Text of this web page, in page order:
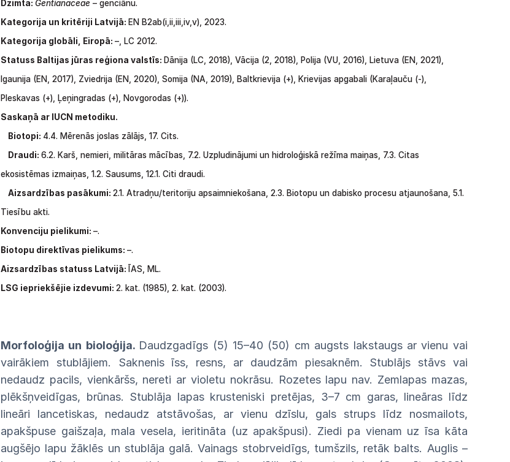
Dzimta: Gentianaceae – genciānu.
Kategorija un kritēriji Latvijā: EN B2ab(i,ii,iii,iv,v), 2023.
Kategorija globāli, Eiropā: –, LC 2012.
Statuss Baltijas jūras reģiona valstīs: Dānija (LC, 2018), Vācija (2, 2018), Polija (VU, 2016), Lietuva (EN, 2021),
Igaunija (EN, 2017), Zviedrija (EN, 2020), Somija (NA, 2019), Baltkrievija (+), Krievijas apgabali (Karaļauču (-),
Pleskavas (+), Ļeņingradas (+), Novgorodas (+)).
Saskaņā ar IUCN metodiku.
Biotopi: 4.4. Mērenās joslas zālājs, 17. Cits.
Draudi: 6.2. Karš, nemieri, militāras mācības, 7.2. Uzpludinājumi un hidroloģiskā režīma maiņas, 7.3. Citas
ekosistēmas izmaiņas, 1.2. Sausums, 12.1. Citi draudi.
Aizsardzības pasākumi: 2.1. Atradņu/teritoriju apsaimniekošana, 2.3. Biotopu un dabisko procesu atjaunošana, 5.1.
Tiesību akti.
Konvenciju pielikumi: –.
Biotopu direktīvas pielikums: –.
Aizsardzības statuss Latvijā: ĪAS, ML.
LSG iepriekšējie izdevumi: 2. kat. (1985), 2. kat. (2003).
Morfoloģija un bioloģija. Daudzgadīgs (5) 15–40 (50) cm augsts lakstaugs ar vienu vai
vairākiem stublājiem. Saknenisīss, resns, ar daudzām piesaknēm. Stublājs stāvs vai
nedaudz pacils, vienkāršs, nereti arvioletu nokrāsu. Rozetes lapu nav. Zemlapas mazas,
plēkšņveidīgas, brūnas. Stublāja lapas krusteniski pretējas, 3–7 cm garas, lineāras līdz
lineāri lancetiskas, nedaudz atstāvošas, ar vienu dzīslu, gals strups līdz nosmailots,
apakšpuse gaišzaļa, malavesela, ieritināta (uz apakšpusi). Ziedi pa vienam uzīsa kāta
augšējo lapu žāklēs un stublāja galā.Vainags stobrveidīgs, tumšzils, retāk balts. Auglis –